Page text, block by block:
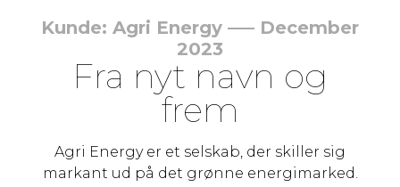
Kunde: Agri Energy ––– December
2023
Fra nyt navn og
frem
Agri Energy er et selskab, der skiller sig
markant ud på det grønne energimarked.